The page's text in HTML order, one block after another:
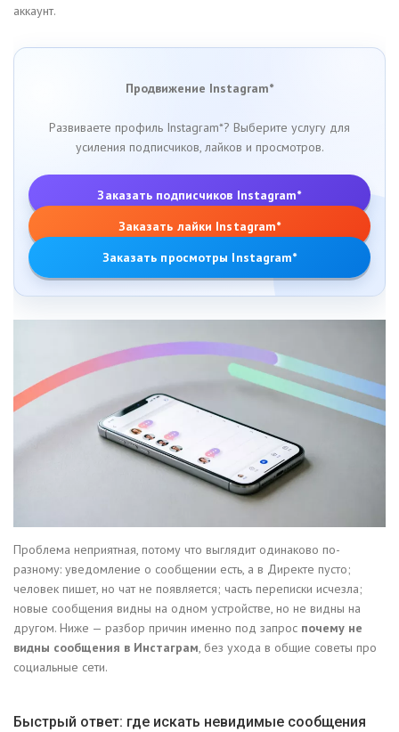
аккаунт.
Продвижение Instagram*
Развиваете профиль Instagram*? Выберите услугу для
усиления подписчиков, лайков и просмотров.
Заказать подписчиков Instagram*
Заказать лайки Instagram*
Заказать просмотры Instagram*
Проблема неприятная, потому что выглядит одинаково по-
разному: уведомление о сообщении есть, а в Директе пусто;
человек пишет, но чат не появляется; часть переписки исчезла;
новые сообщения видны на одном устройстве, но не видны на
другом. Ниже — разбор причин именно под запрос почему не
видны сообщения в Инстаграм, без ухода в общие советы про
социальные сети.
Быстрый ответ: где искать невидимые сообщения